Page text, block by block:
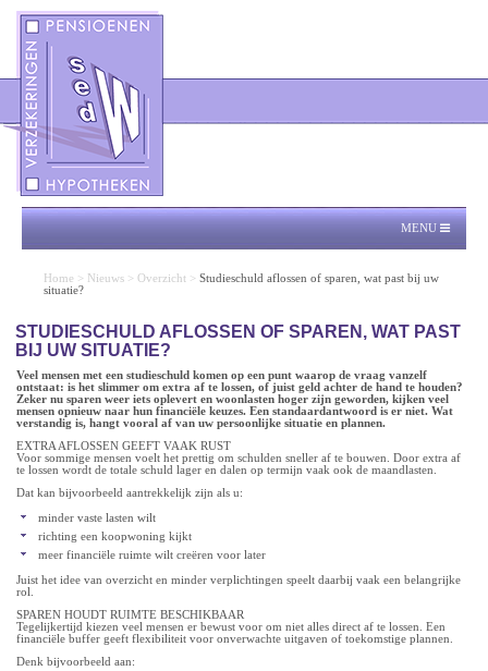
MENU
Home > Nieuws > Overzicht > Studieschuld aflossen of sparen, wat past bij uw
situatie?
STUDIESCHULD AFLOSSEN OF SPAREN, WAT PAST
BIJ UW SITUATIE?
Veel mensen met een studieschuld komen op een punt waarop de vraag vanzelf
ontstaat: is het slimmer om extra af te lossen, of juist geld achter de hand te houden?
Zeker nu sparen weer iets oplevert en woonlasten hoger zijn geworden, kijken veel
mensen opnieuw naar hun financiële keuzes. Een standaardantwoord is er niet. Wat
verstandig is, hangt vooral af van uw persoonlijke situatie en plannen.
EXTRA AFLOSSEN GEEFT VAAK RUST
Voor sommige mensen voelt het prettig om schulden sneller af te bouwen. Door extra af
te lossen wordt de totale schuld lager en dalen op termijn vaak ook de maandlasten.
Dat kan bijvoorbeeld aantrekkelijk zijn als u:
minder vaste lasten wilt
richting een koopwoning kijkt
meer financiële ruimte wilt creëren voor later
Juist het idee van overzicht en minder verplichtingen speelt daarbij vaak een belangrijke
rol.
SPAREN HOUDT RUIMTE BESCHIKBAAR
Tegelijkertijd kiezen veel mensen er bewust voor om niet alles direct af te lossen. Een
financiële buffer geeft flexibiliteit voor onverwachte uitgaven of toekomstige plannen.
Denk bijvoorbeeld aan: